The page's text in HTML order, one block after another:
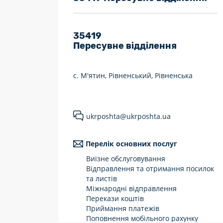
7 днів на тиждень
Працюють після 19:00
Працюють у вихідні
35419
Пересувне відділення
с. М'ятин, Рівненський, Рівненська
ukrposhta@ukrposhta.ua
Перелік основних послуг
Виїзне обслуговування
Відправлення та отримання посилок
та листів
Міжнародні відправлення
Перекази коштів
Приймання платежів
Поповнення мобільного рахунку